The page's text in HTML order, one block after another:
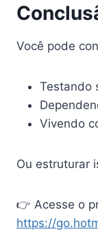
Você pode
Testando
Vivendo
Ou estruturar
👉 Acesse o
https://